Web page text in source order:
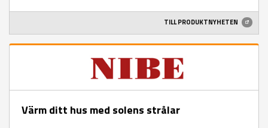
TILL PRODUKTNYHETEN
Värm ditt hus med solens strålar